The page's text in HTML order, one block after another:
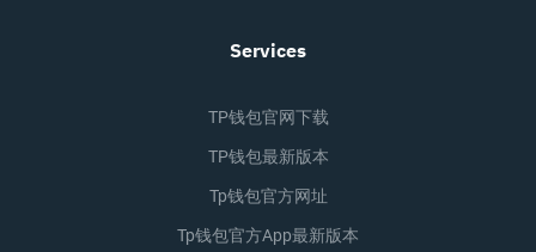
Services
TP钱包官网下载
TP钱包最新版本
Tp钱包官方网址
Tp钱包官方app最新版本